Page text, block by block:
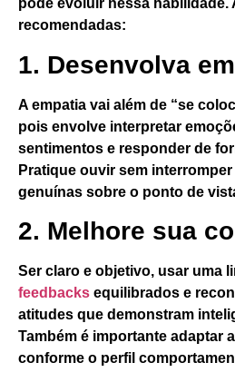
pode evoluir nessa habilidade.
recomendadas:
1. Desenvolva
A empatia vai além de “se
pois envolve interpretar
sentimentos e responder de
Pratique ouvir sem
genuínas sobre o ponto de
2. Melhore sua
Ser claro e objetivo, usar uma
feedbacks equilibrados e
atitudes que demonstram
Também é importante adaptar
conforme o perfil